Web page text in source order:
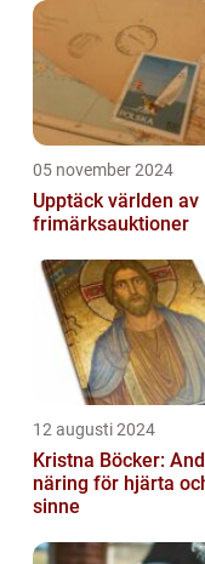
05 november 2024
Upptäck världen av
frimärksauktioner
12 augusti 2024
Kristna Böcker:
näring för hjärta
sinne